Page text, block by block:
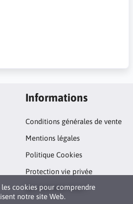
cookies pour comprendre
notre site Web.
Informations
Conditions générales de vente
Mentions légales
Politique Cookies
Protection vie privée
Qui sommes nous ?